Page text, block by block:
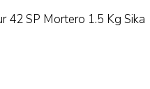
42 SP Mortero 1.5 Kg Sika